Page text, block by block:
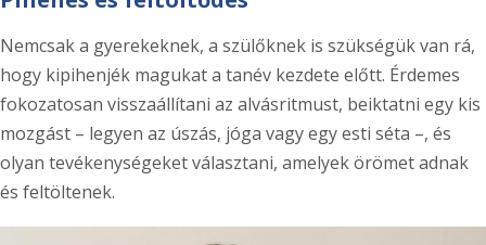
Nemcsak a gyerekeknek, a szülőknek is szükségük van rá,
hogy kipihenjék magukat a tanév kezdete előtt. Érdemes
fokozatosan visszaállítani az alvásritmust, beiktatni egy kis
mozgást – legyen az úszás, jóga vagy egy esti séta –, és
olyan tevékenységeket választani, amelyek örömet adnak
és feltöltenek.